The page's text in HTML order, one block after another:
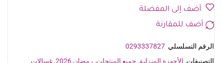
أضف إلى المفضلة
أضف للمقارنة
الرقم التسلسلي 0293337827
التصنيفات الأجهزة المنزلية, جميع المنتجات, رمضان 2026 , غسالات